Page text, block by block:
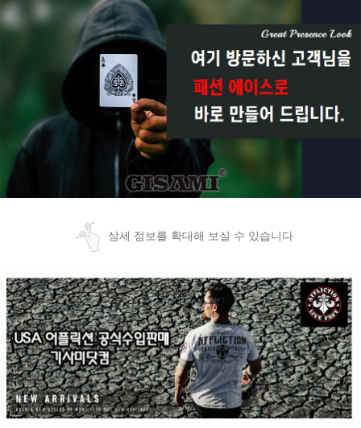
상세 정보를 확대해 보실 수 있습니다